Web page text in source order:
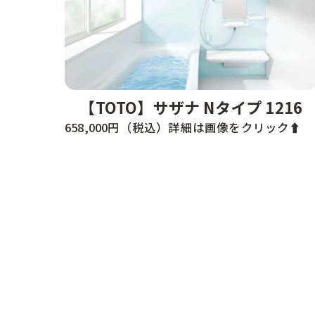
【TOTO】サザナ Nタイプ 1216
658,000円（税込）詳細は画像をクリック⬆️